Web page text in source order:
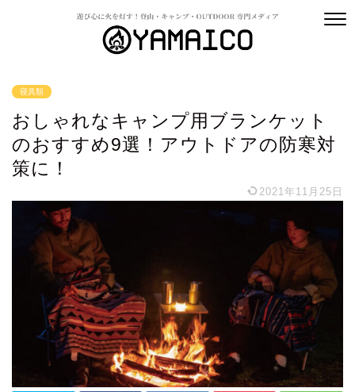
寝具類
おしゃれなキャンプ用ブランケット
のおすすめ9選！アウトドアの防寒対
策に！
2021年11月25日